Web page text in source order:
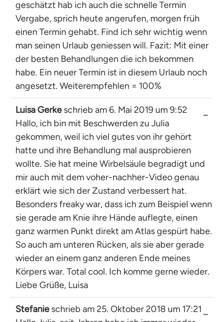
geschätzt hab ich auch die schnelle Termin
Vergabe, sprich heute angerufen, morgen früh
einen Termin gehabt. Find ich sehr wichtig wenn
man seinen Urlaub geniessen will. Fazit: Mit einer
der besten Behandlungen die ich bekommen
habe. Ein neuer Termin ist in diesem Urlaub noch
angesetzt. Weiterempfehlen = 100%
Luisa Gerke schrieb am6. Mai 2019 um9:52
Hallo, ich bin mit Beschwerden zu Julia
gekommen, weil ich viel gutes von ihr gehört
hatte und ihre Behandlung mal ausprobieren
wollte. Sie hat meine Wirbelsäule begradigt und
mir auch mit dem voher-nachher-Video genau
erklärt wie sich der Zustand verbessert hat.
Besonders freaky war, dass ich zum Beispiel wenn
sie gerade am Knie ihre Hände auflegte, einen
ganz warmen Punkt direkt am Atlas gespürt habe.
So auch am unteren Rücken, als sie aber gerade
wieder an einem ganz anderen Ende meines
Körpers war. Total cool. Ich komme gerne wieder.
Liebe Grüße, Luisa
...
Stefanie schrieb am25. Oktober 2018 um 17:21 ...